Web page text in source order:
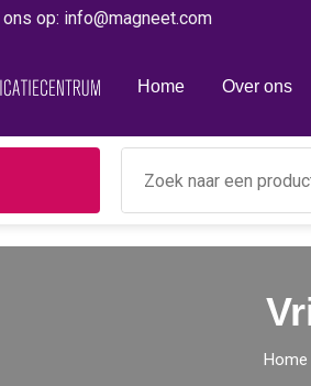
op: info@magneet.com
Home Over ons
Home